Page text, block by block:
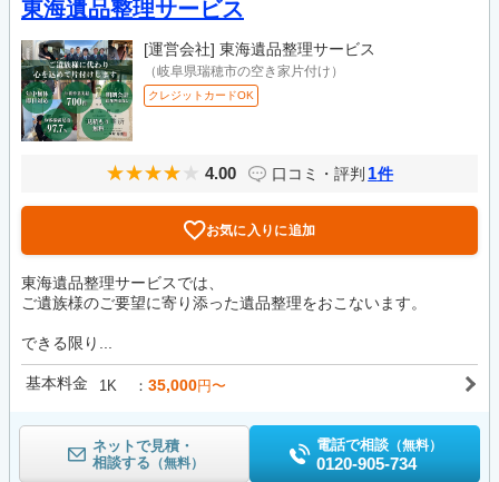
東海遺品整理サービス
[運営会社] 東海遺品整理サービス
（岐阜県瑞穂市の空き家片付け）
クレジットカードOK
4.00 口コミ・評判 1件
お気に入りに追加
東海遺品整理サービスでは、
ご遺族様のご要望に寄り添った遺品整理をおこないます。
できる限り...
基本料金 1K 35,000円〜
ネットで見積・
相談する （無料）
電話で相談 （無料）
0120-905-734